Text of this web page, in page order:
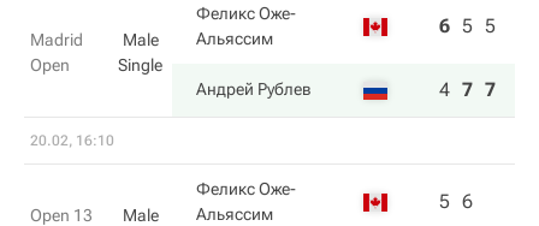
Madrid
Open
Male
Single
Феликс Оже-
Альяссим
6 5 5
Андрей Рублев 4 7 7
20.02, 16:10
Open 13
Male
Феликс Оже-
Альяссим
5 6